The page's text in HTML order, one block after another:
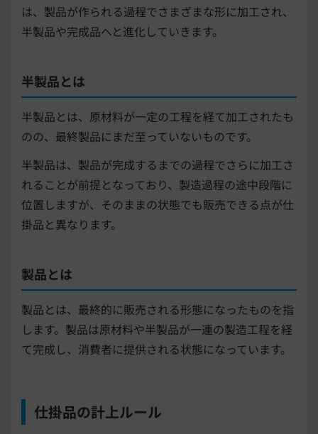
は、製品が作られる過程でさまざまな形に加工され、
半製品や完成品へと進化していきます。
半製品とは
半製品とは、原材料が一定の工程を経て加工されたも
のの、最終製品にまだ至っていないものです。
半製品は、製品が完成するまでの過程でさらに加工さ
れることが前提となっており、製造過程の途中段階に
位置しますが、そのままの状態でも販売できる点が仕
掛品と異なります。
製品とは
製品とは、最終的に販売される形態になったものを指
します。製品は原材料や半製品が一連の製造工程を経
て完成し、消費者に提供される状態になっています。
仕掛品の計上ルール